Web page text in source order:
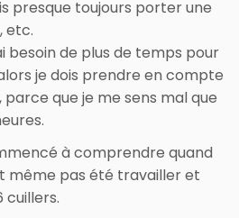
presque toujours porter une
etc.
besoin de plus de temps pour
je dois prendre en compte
que je me sens mal que
à comprendre quand
même pas été travailler et
cuillers.